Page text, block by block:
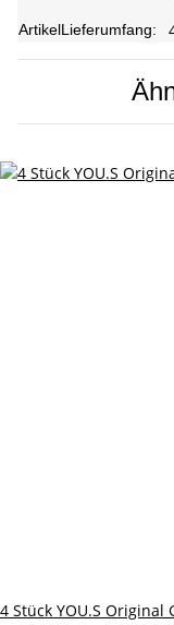
ArtikelLieferumfang:
4 Stück YOU.S